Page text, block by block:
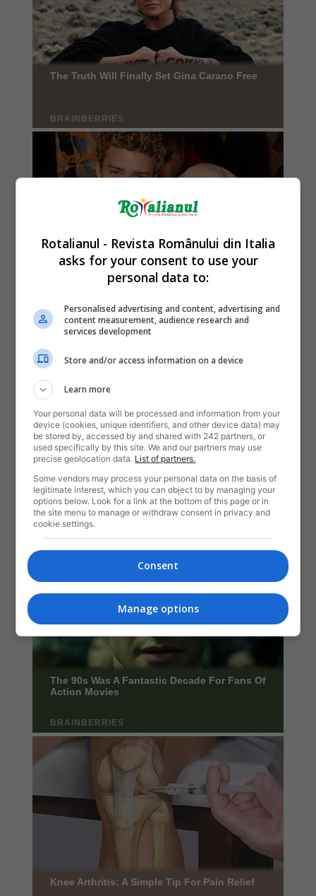
Rotalianul - Revista Românului din Italia
asks for your consent to use your
personal data to:
Personalised advertising and content, advertising and
content measurement, audience research and
services development
Store and/or access information on a device
Learn more
Your personal data will be processed and information from your
device (cookies, unique identifiers, and other device data) may
be stored by, accessed by and shared with 242 partners, or
used specifically by this site. We and our partners may use
precise geolocation data. List of partners.
Some vendors may process your personal data on the basis of
legitimate interest, which you can object to by managing your
options below. Look for a link at the bottom of this page or in
the site menu to manage or withdraw consent in privacy and
cookie settings.
Consent
Manage options